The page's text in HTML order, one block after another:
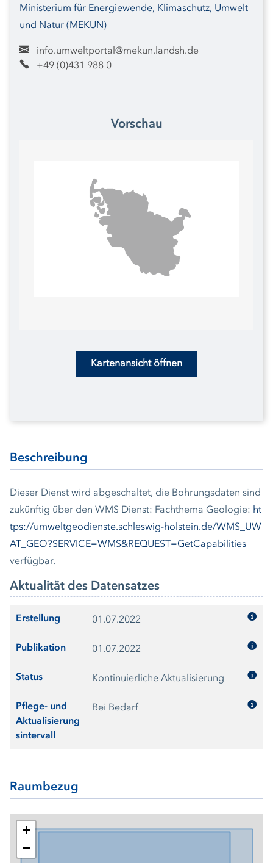
Ministerium für Energiewende, Klimaschutz, Umwelt
und Natur (MEKUN)
info.umweltportal@mekun.landsh.de
+49 (0)431 988 0
Vorschau
Kartenansicht öffnen
Beschreibung
Dieser Dienst wird abgeschaltet, die Bohrungsdaten sind
zukünftig über den WMS Dienst: Fachthema Geologie: ht
tps://umweltgeodienste.schleswig-holstein.de/WMS_UW
AT_GEO?SERVICE=WMS&REQUEST=GetCapabilities
verfügbar.
Aktualität des Datensatzes
Erstellung 01.07.2022
Publikation 01.07.2022
Status Kontinuierliche Aktualisierung
Pflege- und
Aktualisierung
sintervall
Bei Bedarf
Raumbezug
+
−